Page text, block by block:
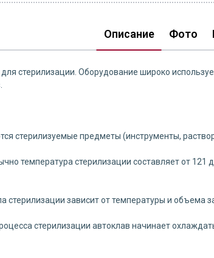
Описание Фото
стерилизации. Оборудование широко
стерилизуемые предметы (инструменты,
температура стерилизации составляет от
стерилизации зависит от температуры и объема
стерилизации автоклав начинает